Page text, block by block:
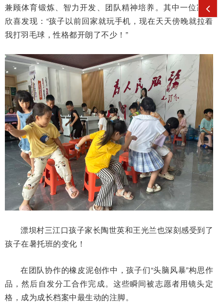
兼顾体育锻炼、智力开发、团队精神培养。其中一位家长
欣喜发现：“孩子以前回家就玩手机，现在天天傍晚就拉着
我打羽毛球，性格都开朗了不少！”
漂坝村三江口孩子家长陶世英和王光兰也深刻感受到了
孩子在暑托班的变化！
在团队协作的橡皮泥创作中，孩子们“头脑风暴”构思作
品，然后自发分工合作完成。这些瞬间被志愿者用镜头定
格，成为成长档案中最生动的注脚。